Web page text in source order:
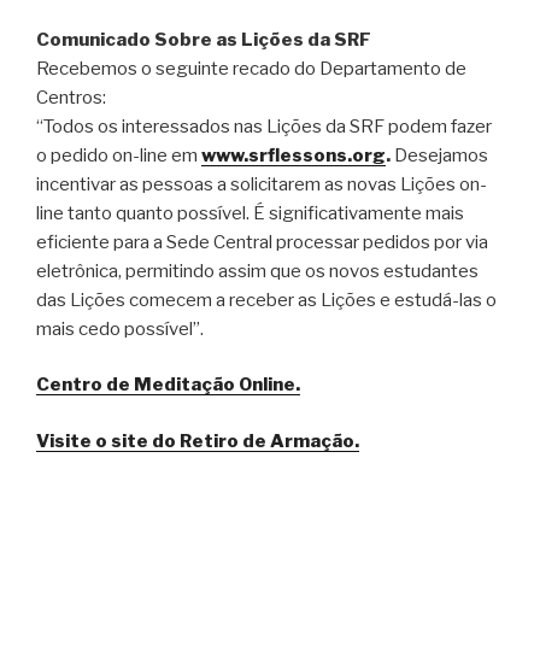
Comunicado Sobre as Lições da SRF
Recebemos o seguinte recado do Departamento de
Centros:
“Todos os interessados nas Lições da SRF podem fazer
o pedido on-line em www.srflessons.org. Desejamos
incentivar as pessoas a solicitarem as novas Lições on-
line tanto quanto possível. É significativamente mais
eficiente para a Sede Central processar pedidos por via
eletrônica, permitindo assim que os novos estudantes
das Lições comecem a receber as Lições e estudá-las o
mais cedo possível”.
Centro de Meditação Online.
Visite o site do Retiro de Armação.